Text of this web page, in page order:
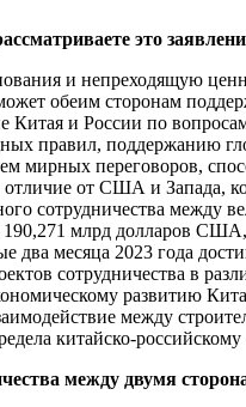
это
и непреходящую
обеим сторонам
и России по
правил, поддержанию
мирных переговоров,
от США и Запада,
сотрудничества между
190,271 млрд долларов
два месяца 2023 года
сотрудничества в
развитию
между
китайско-российскому
между двумя